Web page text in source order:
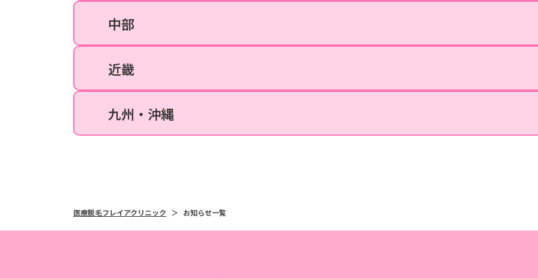
中部
名古屋栄院
近畿
なんば院
京都院
九州・沖縄
福岡天神院
沖縄那覇院
医療脱毛フレイアクリニック お知らせ一覧